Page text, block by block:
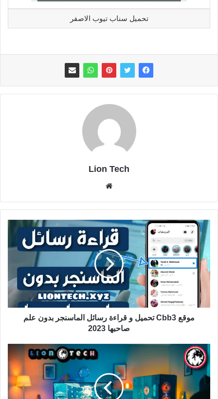
تحميل سناب تيوب الاصفر
Lion Tech
موقع Cbb3 تحميل و قراءة رسائل الماسنجر بدون علم
صاحبها 2023